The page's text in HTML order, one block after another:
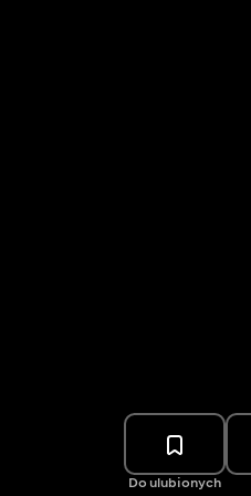
Do ulubionych